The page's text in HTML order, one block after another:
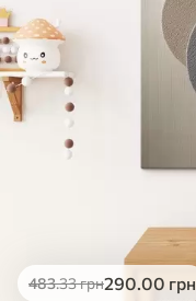
483.33грн290.00 грн